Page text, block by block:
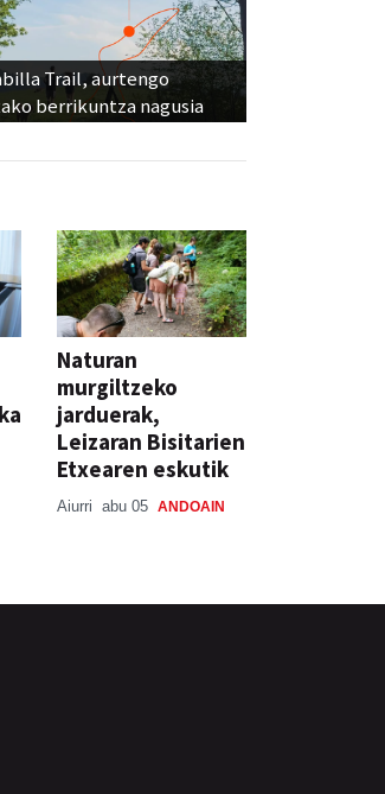
Trail, aurtengo
berrikuntza nagusia
Naturan
murgiltzeko
jarduerak,
Leizaran Bisitarien
Etxearen eskutik
Aiurri abu 05 ANDOAIN